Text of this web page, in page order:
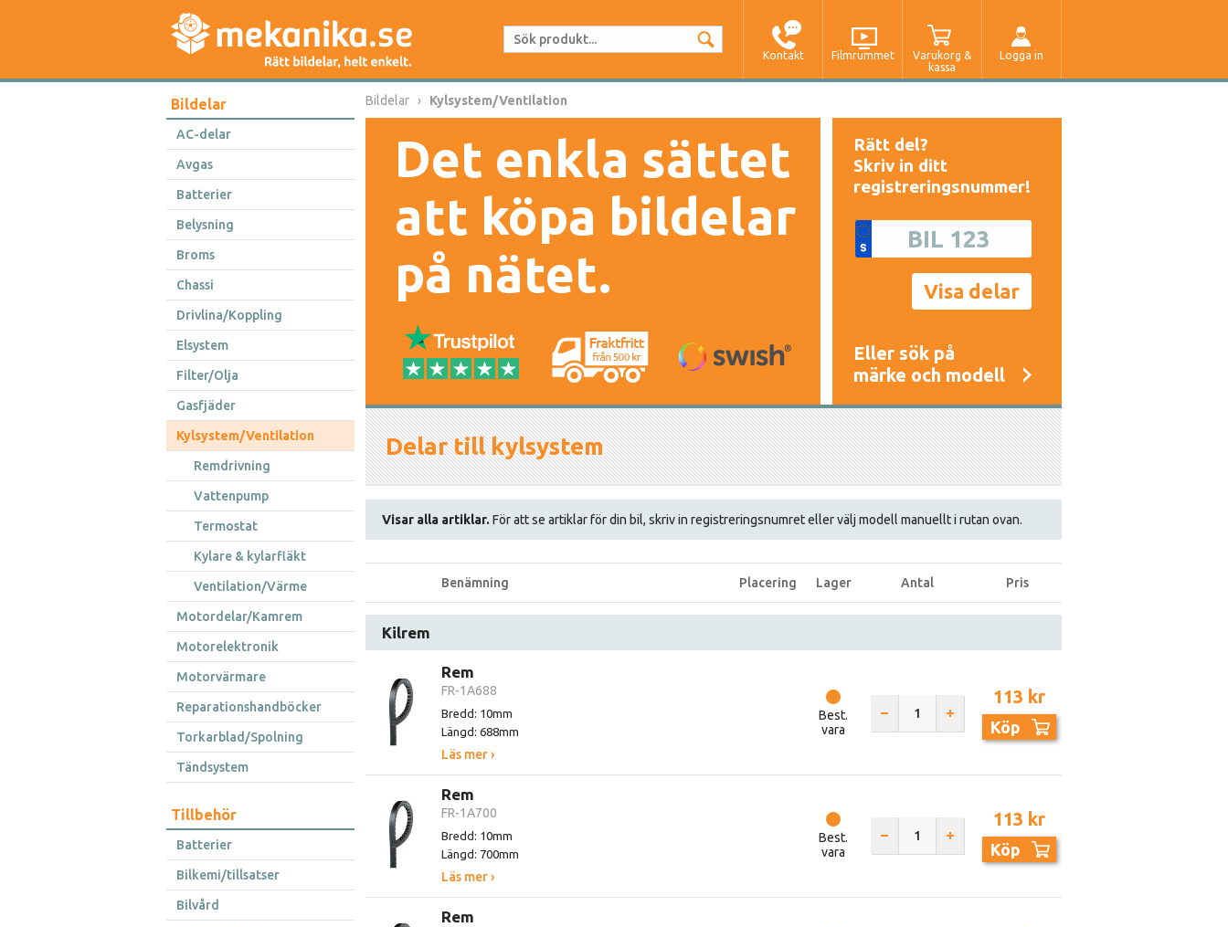
Kontakt Filmrummet
Varukorg &
kassa
Logga in
Bildelar
AC-delar
Avgas
Batterier
Belysning
Broms
Chassi
Drivlina/Koppling
Elsystem
Filter/Olja
Gasfjäder
Kylsystem/Ventilation
Remdrivning
Vattenpump
Termostat
Kylare & kylarfläkt
Ventilation/Värme
Motordelar/Kamrem
Motorelektronik
Motorvärmare
Reparationshandböcker
Torkarblad/Spolning
Tändsystem
Tillbehör
Batterier
Bilkemi/tillsatser
Bilvård
Bildelar Kylsystem/Ventilation
Det enkla sättet
att köpa bildelar
på nätet.
Rätt del?
Skriv in ditt
registreringsnummer!
Eller sök på
märke och modell
Delar till kylsystem
Visar alla artiklar. För att se artiklar för din bil, skriv in registreringsnumret eller välj modell manuellt i rutan ovan.
Benämning Placering Lager Antal Pris
Kilrem
Rem
FR-1A688
Bredd: 10mm
Längd: 688mm
Läs mer ›
Best.
vara
113 kr
Köp
Rem
FR-1A700
Bredd: 10mm
Längd: 700mm
Läs mer ›
Best.
vara
113 kr
Köp
Rem